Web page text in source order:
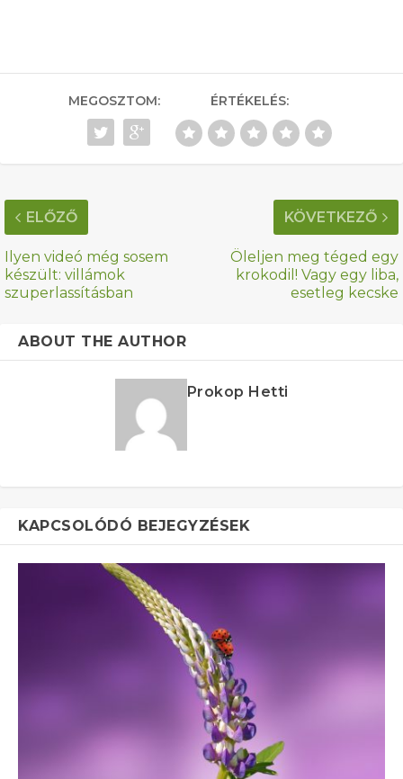
MEGOSZTOM: ÉRTÉKELÉS:
ELŐZŐ
Ilyen videó még sosem
készült: villámok
szuperlassításban
KÖVETKEZŐ
Öleljen meg téged egy
krokodil! Vagy egy liba,
esetleg kecske
ABOUT THE AUTHOR
Prokop Hetti
KAPCSOLÓDÓ BEJEGYZÉSEK